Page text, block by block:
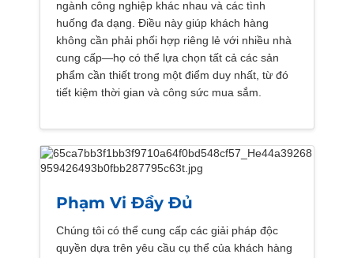
ngành công nghiệp khác nhau và các tình
huống đa dạng. Điều này giúp khách hàng
không cần phải phối hợp riêng lẻ với nhiều nhà
cung cấp—họ có thể lựa chọn tất cả các sản
phẩm cần thiết trong một điểm duy nhất, từ đó
tiết kiệm thời gian và công sức mua sắm.
Phạm Vi Đầy Đủ
Chúng tôi có thể cung cấp các giải pháp độc
quyền dựa trên yêu cầu cụ thể của khách hàng